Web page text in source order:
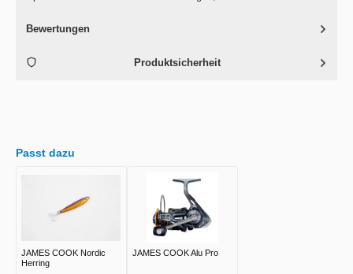
Bewertungen
Produktsicherheit
Passt dazu
JAMES COOK Nordic
Herring
JAMES COOK Alu Pro